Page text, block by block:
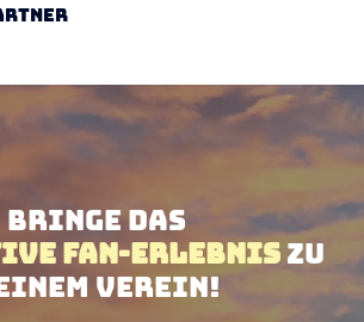
Bringe das
Fan-Erlebnis zu
Verein!